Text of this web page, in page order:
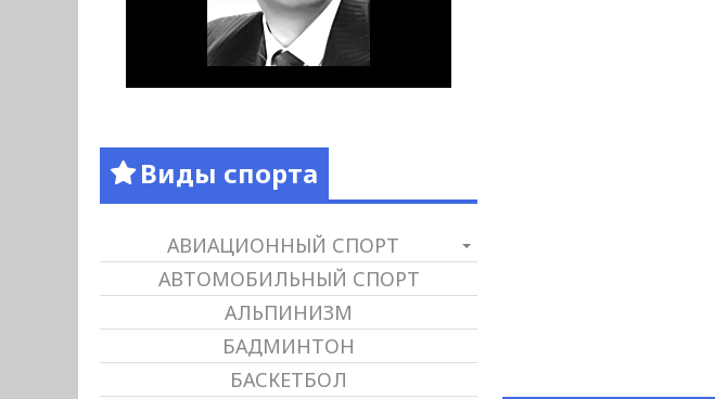
Виды спорта
АВИАЦИОННЫЙ СПОРТ
АВТОМОБИЛЬНЫЙ СПОРТ
АЛЬПИНИЗМ
БАДМИНТОН
БАСКЕТБОЛ